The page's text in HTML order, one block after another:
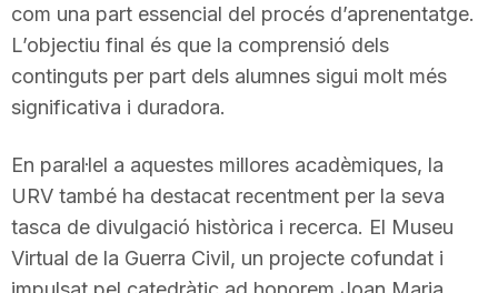
g
n
a
com una part essencial del procés d’aprenentatge.
L’objectiu final és que la comprensió dels
continguts per part dels alumnes sigui molt més
significativa i duradora.
En paral·lel a aquestes millores acadèmiques, la
URV també ha destacat recentment per la seva
tasca de divulgació històrica i recerca. El Museu
Virtual de la Guerra Civil, un projecte cofundat i